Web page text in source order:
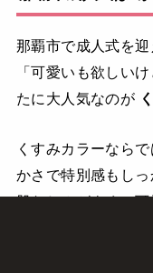
那覇市で成人式を
「可愛いも欲しい
たに大人気なのが
くすみカラーなら
かさで特別感もしっ
肌なじみがよく、